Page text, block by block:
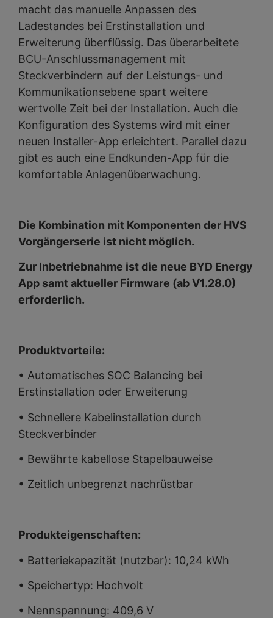
macht das manuelle Anpassen des
Ladestandes bei Erstinstallation und
Erweiterung überflüssig. Das überarbeitete
BCU-Anschlussmanagement mit
Steckverbindern auf der Leistungs- und
Kommunikationsebene spart weitere
wertvolle Zeit bei der Installation. Auch die
Konfiguration des Systems wird mit einer
neuen Installer-App erleichtert. Parallel dazu
gibt es auch eine Endkunden-App für die
komfortable Anlagenüberwachung.
Die Kombination mit Komponenten der HVS
Vorgängerserie ist nicht möglich.
Zur Inbetriebnahme ist die neue BYD Energy
App samt aktueller Firmware (ab V1.28.0)
erforderlich.
Produktvorteile:
• Automatisches SOC Balancing bei
Erstinstallation oder Erweiterung
• Schnellere Kabelinstallation durch
Steckverbinder
• Bewährte kabellose Stapelbauweise
• Zeitlich unbegrenzt nachrüstbar
Produkteigenschaften:
• Batteriekapazität (nutzbar): 10,24 kWh
• Speichertyp: Hochvolt
• Nennspannung: 409,6 V